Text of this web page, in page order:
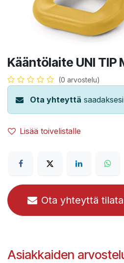
Kääntölaite UNI TIP
(0 arvostelu)
Ota yhteyttä
Lisää toivelistalle
Ota yhteyttä
Asiakkaiden